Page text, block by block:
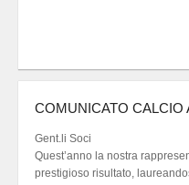
COMUNICATO CALCIO
Gent.li Soci
Quest’anno la nostra
prestigioso risultato,